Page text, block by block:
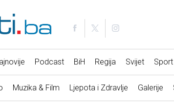
Podcast BiH Regija Svijet Sport
Muzika & Film Ljepota i Zdravlje Galerije